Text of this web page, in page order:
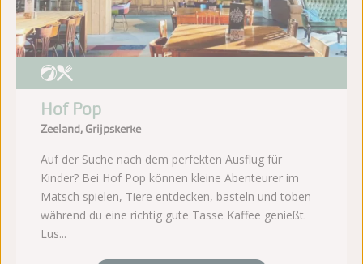
Hof Pop
Zeeland, Grijpskerke
Auf der Suche nach dem perfekten Ausflug für
Kinder? Bei Hof Pop können kleine Abenteurer im
Matsch spielen, Tiere entdecken, basteln und toben –
während du eine richtig gute Tasse Kaffee genießt.
Lus...